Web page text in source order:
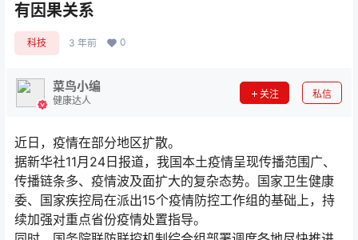
有因果关系
科技 3 年前 0
菜鸟小编
健康达人
关注 私信
近日，疫情在部分地区扩散。
据新华社11月24日报道，我国本土疫情呈现传播范围广、
传播链条多、疫情波及面扩大的复杂态势。国家卫生健康
委、国家疾控局在派出15个疫情防控工作组的基础上，持
续加强对重点省份疫情处置指导。